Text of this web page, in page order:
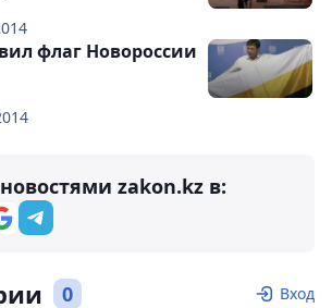
флаг Новороссии
zakon.kz в:
0 Вход